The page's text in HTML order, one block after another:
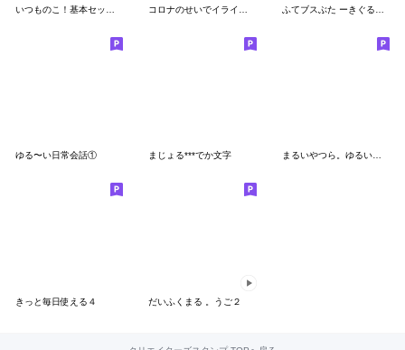
ゆる〜い日常会話① まじょる***でか文字 まるいやつら。ゆるい毎日
きっと毎日使える４ だいふくまる 。うご２